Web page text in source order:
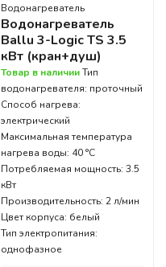
Водонагреватель
Водонагреватель
Ballu 3-Logic TS 3.5
кВт (кран+душ)
Товар в наличииТип
водонагревателя: проточный
Способ нагрева:
электрический
Максимальная температура
нагрева воды: 40 °С
Потребляемая мощность: 3.5
кВт
Производительность: 2 л/мин
Цвет корпуса: белый
Тип электропитания:
однофазное